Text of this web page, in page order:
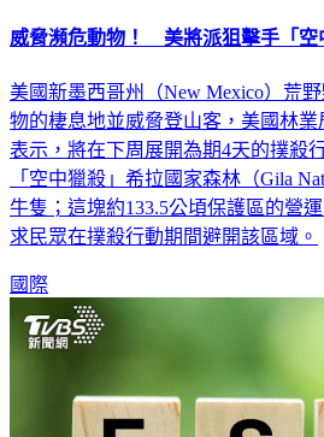
威脅瀕危動物！ 美將派狙擊手「空
美國新墨西哥州（New Mexico）荒
物的棲息地並威脅登山客，美國林業
表示，將在下周展開為期4天的撲殺
「空中獵殺」希拉國家森林（Gila
牛隻；這塊約133.5公頃保護區的營
求民眾在撲殺行動期間避開該區域。
國際